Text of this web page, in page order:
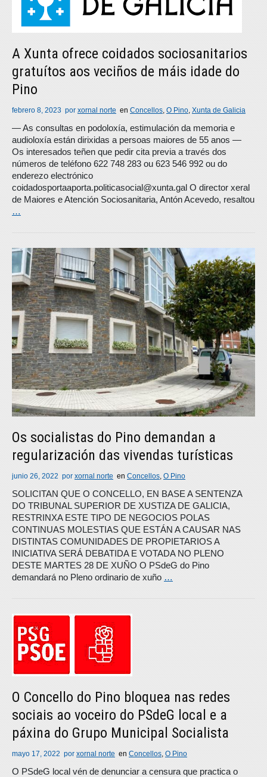
A Xunta ofrece coidados sociosanitarios
gratuítos aos veciños de máis idade do
Pino
febrero 8, 2023 por xornal norte en Concellos, O Pino, Xunta de Galicia
— As consultas en podoloxía, estimulación da memoria e
audioloxía están dirixidas a persoas maiores de 55 anos —
Os interesados teñen que pedir cita previa a través dos
números de teléfono 622 748 283 ou 623 546 992 ou do
enderezo electrónico
coidadosportaaporta.politicasocial@xunta.gal O director xeral
de Maiores e Atención Sociosanitaria, Antón Acevedo, resaltou
…
Os socialistas do Pino demandan a
regularización das vivendas turísticas
junio 26, 2022 por xornal norte en Concellos O Pino
SOLICITAN QUE O CONCELLO, EN BASE A SENTENZA
DO TRIBUNAL SUPERIOR DE XUSTIZA DE GALICIA,
RESTRINXA ESTE TIPO DE NEGOCIOS POLAS
CONTINUAS MOLESTIAS QUE ESTÁN A CAUSAR NAS
DISTINTAS COMUNIDADES DE PROPIETARIOS A
INICIATIVA SERÁ DEBATIDA E VOTADA NO PLENO
DESTE MARTES 28 DE XUÑO O PSdeG do Pino
demandará no Pleno ordinario de xuño …
O Concello do Pino bloquea nas redes
sociais ao voceiro do PSdeG local e a
páxina do Grupo Municipal Socialista
mayo 17, 2022 por xornal norte en Concellos O Pino
O PSdeG local vén de denunciar a censura que practica o